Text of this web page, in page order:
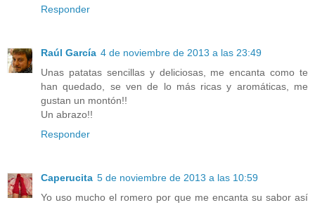
Responder
Raúl García 4 de noviembre de 2013 a las 23:49
Unas patatas sencillas y deliciosas, me encanta como te
han quedado, se ven de lo más ricas y aromáticas, me
gustan un montón!!
Un abrazo!!
Responder
Caperucita 5 de noviembre de 2013 a las 10:59
Yo uso mucho el romero por que me encanta su sabor así